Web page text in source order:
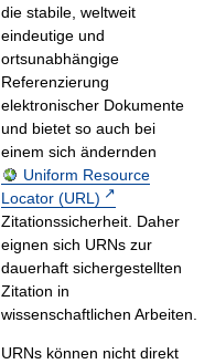
die stabile, weltweit
eindeutige und
ortsunabhängige
Referenzierung
elektronischer Dokumente
und bietet so auch bei
einem sich ändernden
Uniform Resource
Locator (URL)
Zitationssicherheit. Daher
eignen sich URNs zur
dauerhaft sichergestellten
Zitation in
wissenschaftlichen Arbeiten.
URNs können nicht direkt